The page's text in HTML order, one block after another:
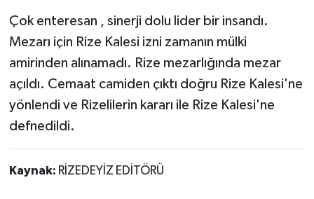
Çok enteresan , sinerji dolu lider bir insandı.
Mezarı için Rize Kalesi izni zamanın mülki
amirinden alınamadı. Rize mezarlığında mezar
açıldı. Cemaat camiden çıktı doğru Rize Kalesi'ne
yönlendi ve Rizelilerin kararı ile Rize Kalesi'ne
defnedildi.
Kaynak: RİZEDEYİZ EDİTÖRÜ